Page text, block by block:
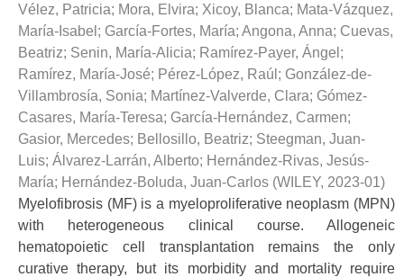
Vélez, Patricia; Mora, Elvira; Xicoy, Blanca; Mata-Vázquez,
María-Isabel ; García-Fortes, María; Angona, Anna; Cuevas,
Beatriz; Senin, María-Alicia; Ramírez-Payer, Ángel ;
Ramírez, María-José; Pérez-López, Raúl ; González-de-
Villambrosía, Sonia; Martínez-Valverde, Clara; Gómez-
Casares, María-Teresa; García-Hernández, Carmen;
Gasior, Mercedes; Bellosillo, Beatriz; Steegman, Juan-
Luis; Álvarez-Larrán, Alberto; Hernández-Rivas, Jesús-
María; Hernández-Boluda, Juan-Carlos (WILEY, 2023-01)
Myelofibrosis (MF) is a myeloproliferative neoplasm (MPN)
with heterogeneous clinical course. Allogeneic
hematopoietic cell transplantation remains the only
curative therapy, but its morbidity and mortality require